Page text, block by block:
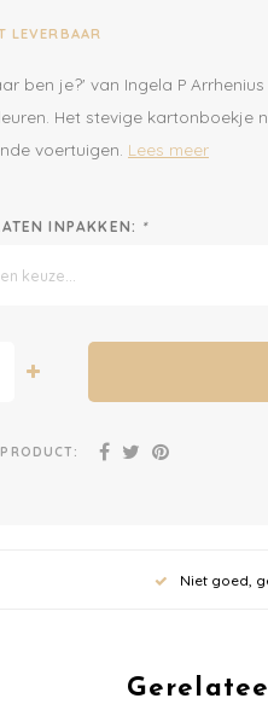
LEVERBAAR
ben je?' van Ingela P
Het stevige kartonboekje
voertuigen. Lees meer
INPAKKEN: *
keuze...
Niet goed,